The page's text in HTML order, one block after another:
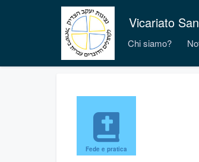
Vicariato
Chi siamo?
Fede e pratica